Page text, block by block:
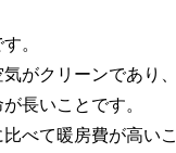
。
がクリーンであり
長いことです。
べて暖房費が高い